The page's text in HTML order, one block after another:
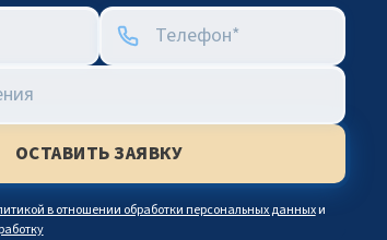
в отношении обработки персональных данныхи